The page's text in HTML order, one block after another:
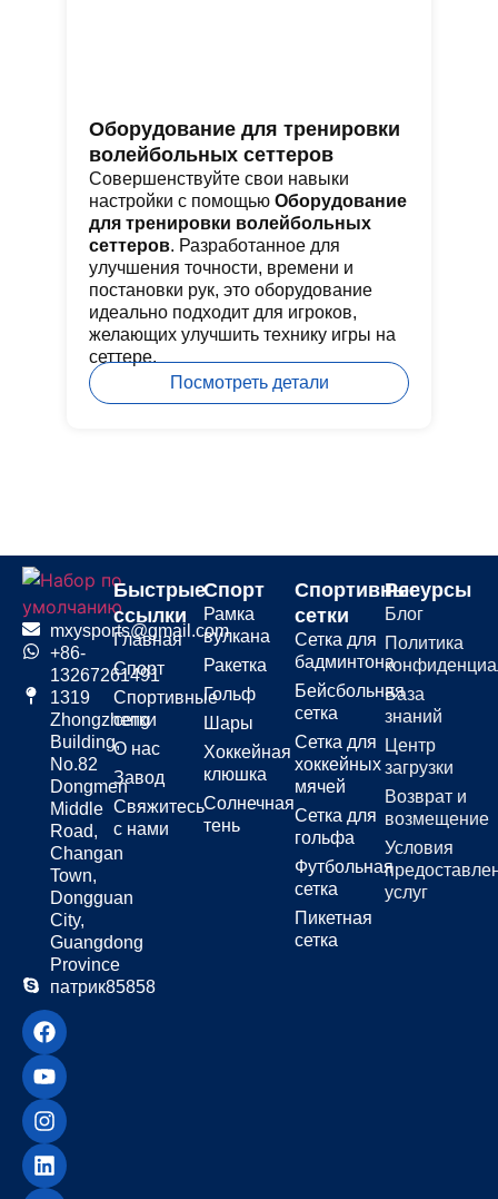
Оборудование для тренировки
волейбольных сеттеров
Совершенствуйте свои навыки
настройки с помощью Оборудование
для тренировки волейбольных
сеттеров. Разработанное для
улучшения точности, времени и
постановки рук, это оборудование
идеально подходит для игроков,
желающих улучшить технику игры на
сеттере.
Посмотреть детали
mxysports@gmail.com
+86-
13267261491
1319
Zhongzheng
Building,
No.82
Dongmen
Middle
Road,
Changan
Town,
Dongguan
City,
Guangdong
Province
патрик85858
Быстрые
ссылки
Главная
Спорт
Спортивные
сетки
О нас
Завод
Свяжитесь
с нами
Спорт
Рамка
вулкана
Ракетка
Гольф
Шары
Хоккейная
клюшка
Солнечная
тень
Спортивные
сетки
Сетка для
бадминтона
Бейсбольная
сетка
Сетка для
хоккейных
мячей
Сетка для
гольфа
Футбольная
сетка
Пикетная
сетка
Ресурсы
Блог
Политика
База
знаний
Центр
загрузки
Возврат и
возмещение
Условия
услуг